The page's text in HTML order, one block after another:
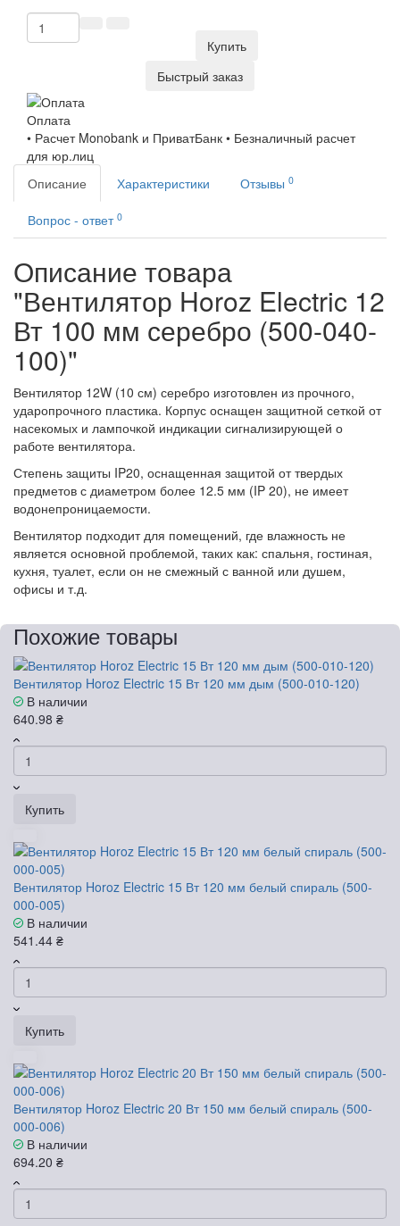
Купить
Быстрый заказ
Оплата
• Расчет Monobank и ПриватБанк • Безналичный расчет
для юр.лиц
Описание
Характеристики Отзывы 0
Вопрос - ответ 0
Описание товара
"Вентилятор Horoz Electric 12
Вт 100 мм серебро (500-040-
100)"
Вентилятор 12W (10 см) серебро изготовлен из прочного,
ударопрочного пластика. Корпус оснащен защитной сеткой от
насекомых и лампочкой индикации сигнализирующей о
работе вентилятора.
Степень защиты IP20, оснащенная защитой от твердых
предметов с диаметром более 12.5 мм (IP 20), не имеет
водонепроницаемости.
Вентилятор подходит для помещений, где влажность не
является основной проблемой, таких как: спальня, гостиная,
кухня, туалет, если он не смежный с ванной или душем,
офисы и т.д.
Похожие товары
Вентилятор Horoz Electric 15 Вт 120 мм дым (500-010-120)
В наличии
640.98 ₴
Купить
Вентилятор Horoz Electric 15 Вт 120 мм белый спираль (500-
000-005)
В наличии
541.44 ₴
Купить
Вентилятор Horoz Electric 20 Вт 150 мм белый спираль (500-
000-006)
В наличии
694.20 ₴